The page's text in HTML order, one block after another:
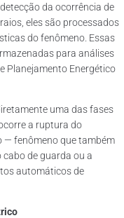
detecção da ocorrência de
raios, eles são processados
do fenômeno. Essas
para análises
Planejamento Energético
uma das fases
a ruptura do
— fenômeno que também
de guarda ou a
automáticos de